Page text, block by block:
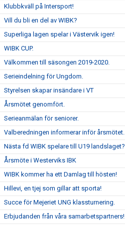
Klubbkväll på Intersport!
Vill du bli en del av WIBK?
Superliga lagen spelar i Västervik igen!
WIBK CUP.
Välkommen till säsongen 2019-2020.
Serieindelning för Ungdom.
Styrelsen skapar insändare i VT
Årsmötet genomfört.
Serieanmälan för seniorer.
Valberedningen informerar inför årsmötet.
Nästa fd WIBK spelare till U19 landslaget?
Årsmöte i Westerviks IBK
WIBK kommer ha ett Damlag till hösten!
Hillevi, en tjej som gillar att sporta!
Succe för Mejeriet UNG klassturnering.
Erbjudanden från våra samarbetspartners!